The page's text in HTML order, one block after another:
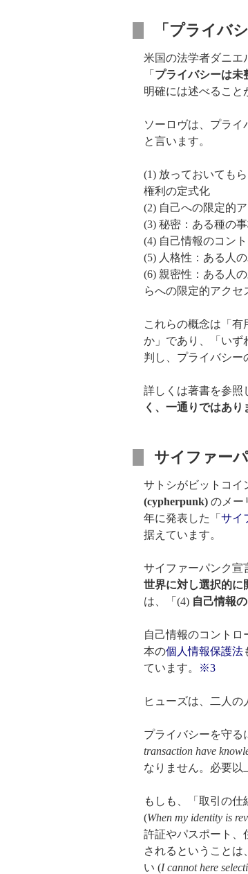
「プライバ
米国の法学者ダニエ
「 プライバシーは未
明確には述べること
ソーロヴは、プライ
と言います。
(1) 放っておいても
権利の定式化
(2) 自己への限定的
(3) 秘密：ある種の
(4) 自己情報のコン
(5) 人格性：ある人
(6) 親密性：ある人
らへの限定的アクセ
これらの概念は「
か」であり、「いず
判し、プライバシー
詳しくは著書を参照
く、一通りではあり
サイファー
サトシがビットコイ
(cypherpunk) のメー
年に発表した「 サイ
据えています。
サイファーパンク宣
世界に対し選択的に
は、「(4) 自己情報
自己情報のコントロ
本の個人情報保護法
ています。
※3
ヒューズは、二人の
プライバシーを守る
transaction have
なりません。必要以
もしも、「取引の仕
(When my identity is
許証やパスポート、
されるということ
い (I cannot here